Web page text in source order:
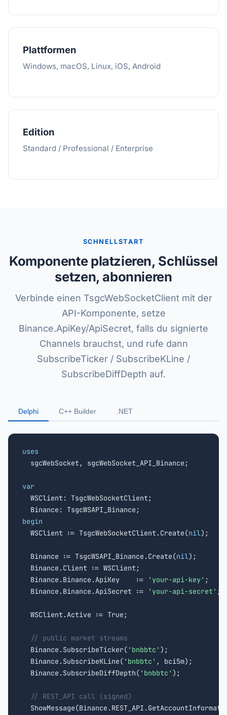
Plattformen
Windows, macOS, Linux, iOS, Android
Edition
Standard / Professional / Enterprise
SCHNELLSTART
Komponente platzieren, Schlüssel
setzen, abonnieren
Verbinde einen TsgcWebSocketClient mit der
API-Komponente, setze
Binance.ApiKey/ApiSecret, falls du signierte
Channels brauchst, und rufe dann
SubscribeTicker / SubscribeKLine /
SubscribeDiffDepth auf.
Delphi C++ Builder .NET
uses
sgcWebSocket, sgcWebSocket_API_Binance;
var
WSClient: TsgcWebSocketClient;
begin
WSClient := TsgcWebSocketClient.Create(nil);
  Binance := TsgcWSAPI_Binance.Create(
nil);
  Binance.Client := WSClient;
  Binance.Binance.ApiKey    :=
'your-api-key' ;
  Binance.Binance.ApiSecret :=
'your-api-secret' ;
  WSClient.Active := True;
// public market streams
  Binance.SubscribeTicker(
'bnbbtc' );
  Binance.SubscribeKLine(
'bnbbtc' , bci5m);
  Binance.SubscribeDiffDepth(
'bnbbtc' );
// REST_API call (signed)